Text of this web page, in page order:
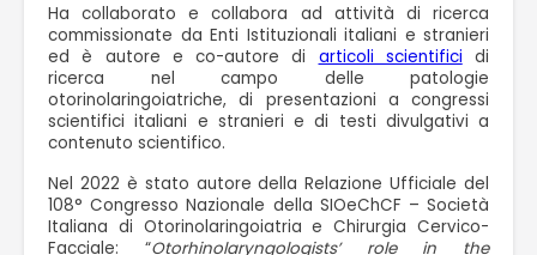
Ha collaborato e collabora ad attività di ricerca
commissionate da Enti Istituzionali italiani e stranieri
ed è autore e co-autore di articoli scientifici di
ricerca nel campo delle patologie
otorinolaringoiatriche, di presentazioni a congressi
scientifici italiani e stranieri e di testi divulgativi a
contenuto scientifico.
Nel 2022 è stato autore della Relazione Ufficiale del
108° Congresso Nazionale della SIOeChCF – Società
Italiana di Otorinolaringoiatria e Chirurgia Cervico-
Facciale: “Otorhinolaryngologists’ role in the